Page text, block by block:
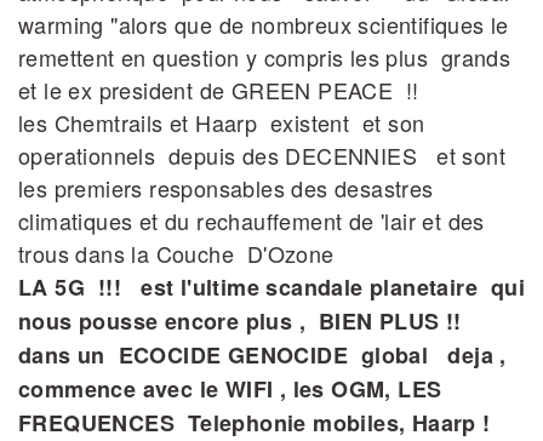
warming "alors que de nombreux scientifiques le
remettent en question y compris les plus grands
et le ex president de GREEN PEACE !!
les Chemtrails et Haarp existent et son
operationnels depuis des DECENNIES et sont
les premiers responsables des desastres
climatiques et du rechauffement de 'lair et des
trous dans la Couche D'Ozone
LA 5G !!! est l'ultime scandale planetaire qui
nous pousse encore plus , BIEN PLUS !!
dans un ECOCIDE GENOCIDE global deja ,
commence avec le WIFI , les OGM, LES
FREQUENCES Telephonie mobiles, Haarp !